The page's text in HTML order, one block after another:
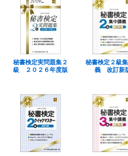
秘書検定実問題集２
級 ２０２６年度版
秘書検定２級
義 改訂新